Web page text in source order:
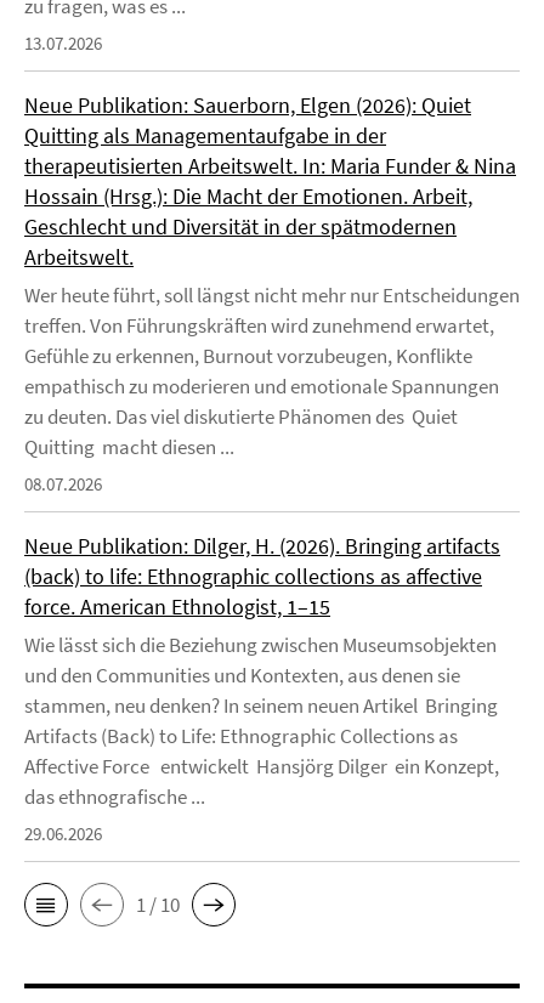
zu fragen, was es ...
13.07.2026
Neue Publikation: Sauerborn, Elgen (2026): Quiet
Quitting als Managementaufgabe in der
therapeutisierten Arbeitswelt. In: Maria Funder & Nina
Hossain (Hrsg.): Die Macht der Emotionen. Arbeit,
Geschlecht und Diversität in der spätmodernen
Arbeitswelt.
Wer heute führt, soll längst nicht mehr nur Entscheidungen
treffen. Von Führungskräften wird zunehmend erwartet,
Gefühle zu erkennen, Burnout vorzubeugen, Konflikte
empathisch zu moderieren und emotionale Spannungen
zu deuten. Das viel diskutierte Phänomen des Quiet
Quitting macht diesen ...
08.07.2026
Neue Publikation: Dilger, H. (2026). Bringing artifacts
(back) to life: Ethnographic collections as affective
force. American Ethnologist, 1–15
Wie lässt sich die Beziehung zwischen Museumsobjekten
und den Communities und Kontexten, aus denen sie
stammen, neu denken? In seinem neuen Artikel Bringing
Artifacts (Back) to Life: Ethnographic Collections as
Affective Force entwickelt Hansjörg Dilger ein Konzept,
das ethnografische ...
29.06.2026
1 / 10